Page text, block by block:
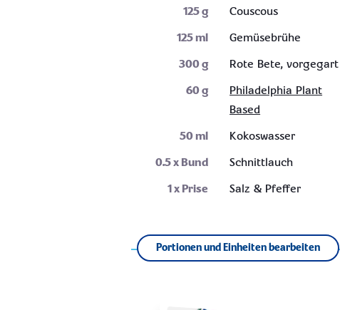
125g
Couscous
125ml
Gemüsebrühe
300g
Rote Bete, vorgegart
60g
Philadelphia Plant
Based
50ml
Kokoswasser
0.5x Bund
Schnittlauch
1x Prise Salz & Pfeffer
Portionen und Einheiten bearbeiten